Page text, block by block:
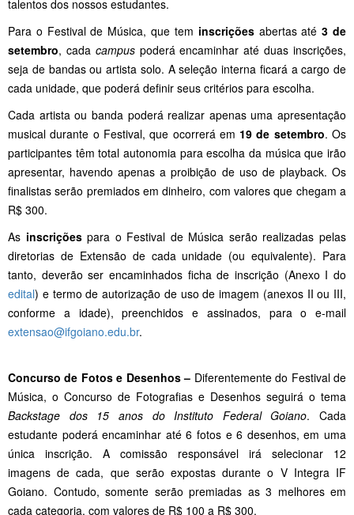
talentos dos nossos estudantes.
Para o Festival de Música, que tem inscriçõesabertas até 3 de
setembro, cada campuspoderá encaminhar até duas inscrições,
seja de bandas ou artista solo. A seleção interna ficará a cargo de
cada unidade, que poderá definir seus critérios para escolha.
Cada artista ou banda poderá realizar apenas uma apresentação
musical durante o Festival, que ocorrerá em 19 de setembro. Os
participantes têm total autonomia para escolha da música que irão
apresentar, havendo apenas a proibição de uso de playback. Os
finalistas serão premiados em dinheiro, com valores que chegam a
R$ 300.
As inscriçõespara o Festival de Música serão realizadas pelas
diretorias de Extensão de cada unidade (ou equivalente). Para
tanto, deverão ser encaminhados ficha de inscrição (Anexo I do
edital) e termo de autorização de uso de imagem (anexos II ou III,
conforme a idade), preenchidos e assinados, para o e-mail
extensao@ifgoiano.edu.br.
Concurso de Fotos e Desenhos – Diferentemente do Festival de
Música, o Concurso de Fotografias e Desenhos seguirá o tema
Backstage dos 15 anos do Instituto Federal Goiano. Cada
estudante poderá encaminhar até 6 fotos e 6 desenhos, em uma
única inscrição. A comissão responsável irá selecionar 12
imagens de cada, que serão expostas durante o V Integra IF
Goiano. Contudo, somente serão premiadas as 3 melhores em
cada categoria, com valores de R$ 100 a R$ 300.